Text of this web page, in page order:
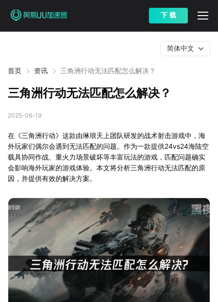
下 载
首页 资讯 三角洲行动无法匹配怎么解决？
简体中文
三角洲行动无法匹配怎么解决？
2025-06-19
在《三角洲行动》这款由琳琅天上团队研发的战术射击游戏中，海
外玩家们偶尔会遇到无法匹配的问题。作为一款提供24vs24海陆空
载具协同作战、重火力场景破坏等丰富玩法的游戏，匹配问题确实
会影响海外玩家的游戏体验。本文将分析三角洲行动无法匹配的原
因，并提供有效的解决方案。